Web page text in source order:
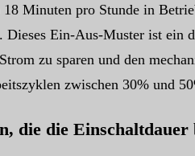
Minuten pro Stunde in
Dieses Ein-Aus-Muster ist
zu sparen und den
zwischen 30% und
die die Einschaltdauer